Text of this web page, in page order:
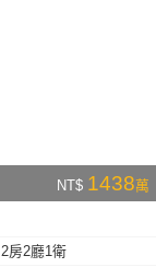
NT$ 1438萬
2房2廳1衛